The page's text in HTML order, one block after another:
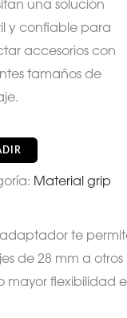
una solución
y confiable para
accesorios con
tamaños de
Material grip
adaptador te
de 28 mm a otros
mayor flexibilidad